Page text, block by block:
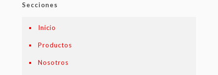
Secciones
Inicio
Productos
Nosotros